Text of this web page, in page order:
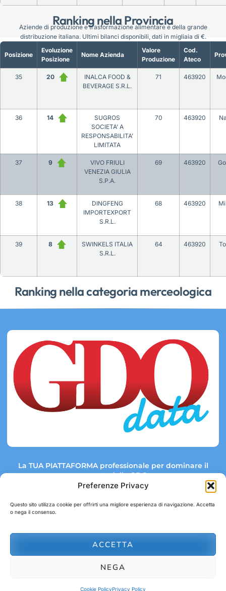
Preferenze Privacy
Questo sito utilizza cookie per offrirti una migliore esperienza di navigazione. Accetta
o nega il consenso.
ACCETTA
NEGA
Cookie PolicyPrivacy Policy
Ranking nella Provincia
Ranking nella categoria merceologica
Posizione
Evoluzione
Posizione
Nome Azienda
Valore
Produzione
Cod.
Ateco
35 20
INALCA FOOD &
BEVERAGE S.R.L.
71 463920
36 14
SUGROS
SOCIETA’ A
RESPONSABILITA’
LIMITATA
70 463920
37 9
VIVO FRIULI
VENEZIA GIULIA
S.P.A.
69 463920
38 13
DINGFENG
IMPORTEXPORT
S.R.L.
68 463920
39 8
SWINKELS ITALIA
S.R.L.
64 463920
Aziende di produzione e trasformazione alimentare e della grande
distribuzione italiana. Ultimi bilanci disponibili, dati in migliaia di €.
La TUA PIATTAFORMA professionale per dominare il
mercato della GDO.
Link rapidi:
abbonamenti@gdodata.it